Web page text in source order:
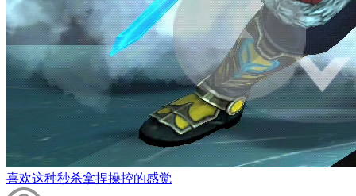
喜欢这种秒杀拿捏操控的感觉